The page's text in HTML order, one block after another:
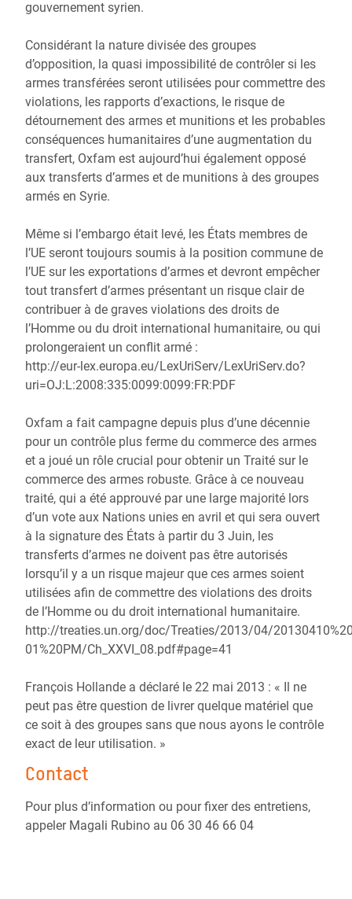
gouvernement syrien.
Considérant la nature divisée des groupes
d’opposition, la quasi impossibilité de contrôler si les
armes transférées seront utilisées pour commettre des
violations, les rapports d’exactions, le risque de
détournement des armes et munitions et les probables
conséquences humanitaires d’une augmentation du
transfert, Oxfam est aujourd’hui également opposé
aux transferts d’armes et de munitions à des groupes
armés en Syrie.
Même si l’embargo était levé, les États membres de
l’UE seront toujours soumis à la position commune de
l’UE sur les exportations d’armes et devront empêcher
tout transfert d’armes présentant un risque clair de
contribuer à de graves violations des droits de
l’Homme ou du droit international humanitaire, ou qui
prolongeraient un conflit armé :
http://eur-lex.europa.eu/LexUriServ/LexUriServ.do?
uri=OJ:L:2008:335:0099:0099:FR:PDF
Oxfam a fait campagne depuis plus d’une décennie
pour un contrôle plus ferme du commerce des armes
et a joué un rôle crucial pour obtenir un Traité sur le
commerce des armes robuste. Grâce à ce nouveau
traité, qui a été approuvé par une large majorité lors
d’un vote aux Nations unies en avril et qui sera ouvert
à la signature des États à partir du 3 Juin, les
transferts d’armes ne doivent pas être autorisés
lorsqu’il y a un risque majeur que ces armes soient
utilisées afin de commettre des violations des droits
de l’Homme ou du droit international humanitaire.
http://treaties.un.org/doc/Treaties/2013/04/
01%20PM/Ch_XXVI_08.pdf#page=41
François Hollande a déclaré le 22 mai 2013 : « Il ne
peut pas être question de livrer quelque matériel que
ce soit à des groupes sans que nous ayons le contrôle
exact de leur utilisation. »
Contact
Pour plus d’information ou pour fixer des entretiens,
appeler Magali Rubino au 06 30 46 66 04